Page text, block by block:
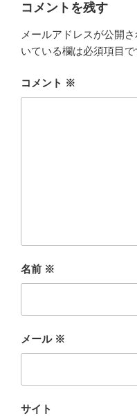
コメントを残す
メールアドレスが公開
いている欄は必須項目で
コメント ※
名前 ※
メール ※
サイト